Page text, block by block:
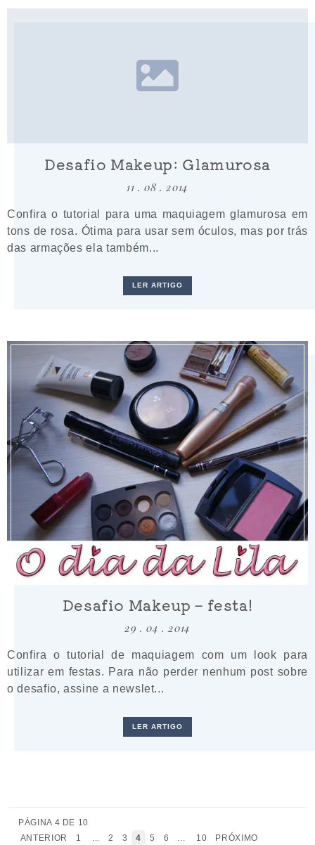
Desafio Makeup: Glamurosa
11 . 08 . 2014
Confira o tutorial para uma maquiagem glamurosa em
tons de rosa. Ótima para usar sem óculos, mas por trás
das armações ela também...
LER ARTIGO
Desafio Makeup – festa!
29 . 04 . 2014
Confira o tutorial de maquiagem com um look para
utilizar em festas. Para não perder nenhum post sobre
o desafio, assine a newslet...
LER ARTIGO
PÁGINA 4 DE 10
ANTERIOR
1 ... 2 3 4 5 6 ... 10 PRÓXIMO